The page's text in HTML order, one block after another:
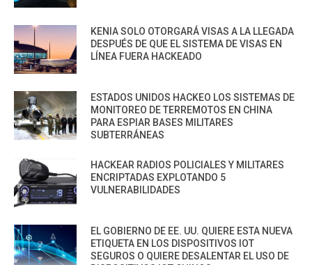
KENIA SOLO OTORGARÁ VISAS A LA LLEGADA
DESPUÉS DE QUE EL SISTEMA DE VISAS EN
LÍNEA FUERA HACKEADO
ESTADOS UNIDOS HACKEO LOS SISTEMAS DE
MONITOREO DE TERREMOTOS EN CHINA
PARA ESPIAR BASES MILITARES
SUBTERRÁNEAS
HACKEAR RADIOS POLICIALES Y MILITARES
ENCRIPTADAS EXPLOTANDO 5
VULNERABILIDADES
EL GOBIERNO DE EE. UU. QUIERE ESTA NUEVA
ETIQUETA EN LOS DISPOSITIVOS IOT
SEGUROS O QUIERE DESALENTAR EL USO DE